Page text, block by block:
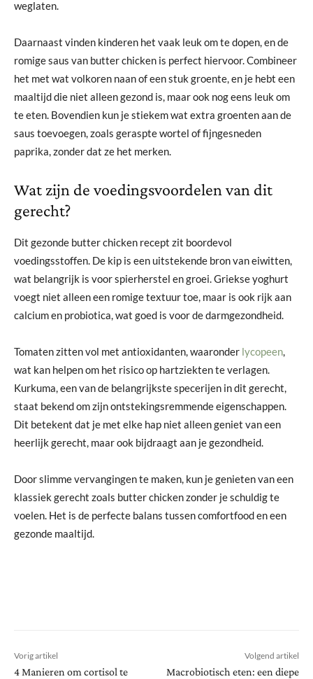
weglaten.
Daarnaast vinden kinderen het vaak leuk om te dopen, en de
romige saus van butter chicken is perfect hiervoor. Combineer
het met wat volkoren naan of een stuk groente, en je hebt een
maaltijd die niet alleen gezond is, maar ook nog eens leuk om
te eten. Bovendien kun je stiekem wat extra groenten aan de
saus toevoegen, zoals geraspte wortel of fijngesneden
paprika, zonder dat ze het merken.
Wat zijn de voedingsvoordelen van dit
gerecht?
Dit gezonde butter chicken recept zit boordevol
voedingsstoffen. De kip is een uitstekende bron van eiwitten,
wat belangrijk is voor spierherstel en groei. Griekse yoghurt
voegt niet alleen een romige textuur toe, maar is ook rijk aan
calcium en probiotica, wat goed is voor de darmgezondheid.
Tomaten zitten vol met antioxidanten, waaronder lycopeen,
wat kan helpen om het risico op hartziekten te verlagen.
Kurkuma, een van de belangrijkste specerijen in dit gerecht,
staat bekend om zijn ontstekingsremmende eigenschappen.
Dit betekent dat je met elke hap niet alleen geniet van een
heerlijk gerecht, maar ook bijdraagt aan je gezondheid.
Door slimme vervangingen te maken, kun je genieten van een
klassiek gerecht zoals butter chicken zonder je schuldig te
voelen. Het is de perfecte balans tussen comfortfood en een
gezonde maaltijd.
Vorig artikel
4 Manieren om cortisol te
Volgend artikel
Macrobiotisch eten: een diepe